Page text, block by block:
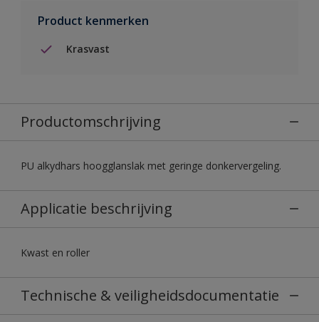
Product kenmerken
Krasvast
Productomschrijving
PU alkydhars hoogglanslak met geringe donkervergeling.
Applicatie beschrijving
Kwast en roller
Technische & veiligheidsdocumentatie